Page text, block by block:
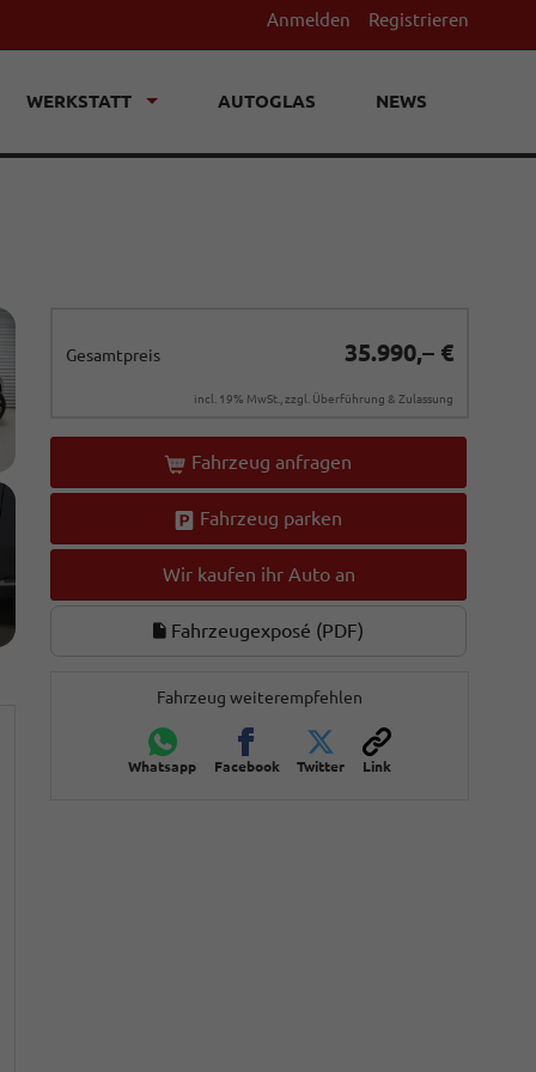
Anmelden Registrieren
WERKSTATT AUTOGLAS NEWS
Gesamtpreis 35.990,– €
incl. 19% MwSt., zzgl. Überführung & Zulassung
Fahrzeug anfragen
Fahrzeug parken
Wir kaufen ihr Auto an
Fahrzeugexposé (PDF)
Fahrzeug weiterempfehlen
Whatsapp Facebook Twitter Link